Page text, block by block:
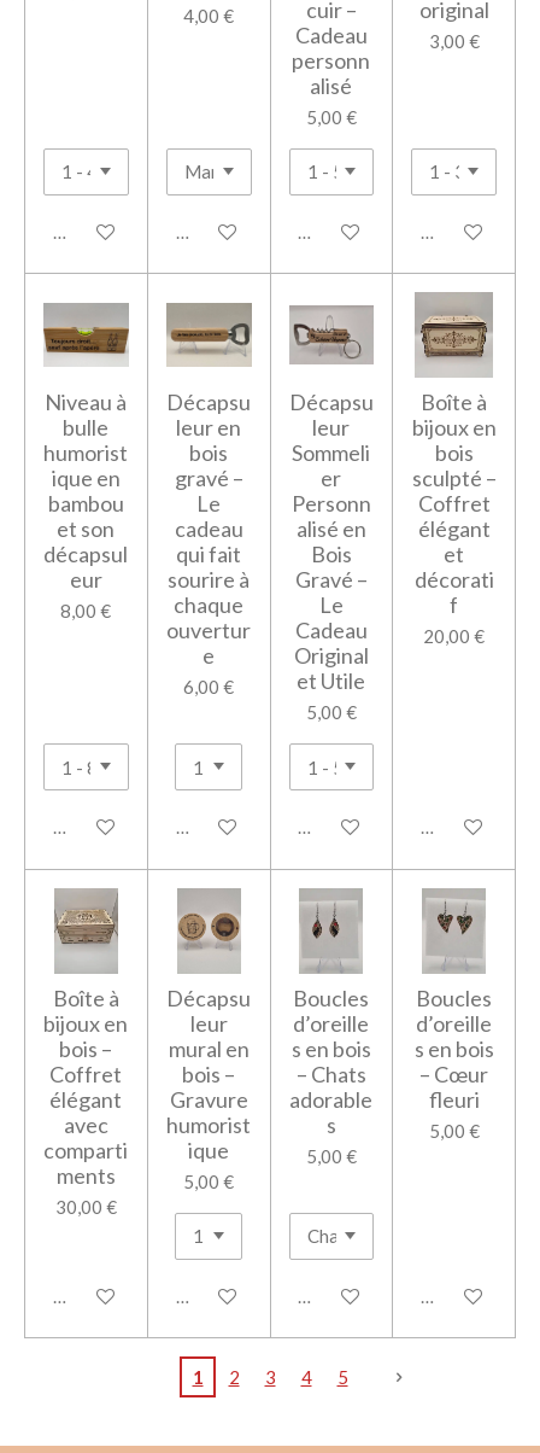
Voir les détails
4,00 €
Voir les détails
cuir –
Cadeau
personn
alisé
5,00 €
Voir les détails
original
3,00 €
Voir les détails
Niveau à
bulle
humorist
ique en
bambou
et son
décapsul
eur
8,00 €
Voir les détails
Décapsu
leur en
bois
gravé –
Le
cadeau
qui fait
sourire à
chaque
ouvertur
e
6,00 €
Ajouter au panier
Décapsu
leur
Sommeli
er
Personn
alisé en
Bois
Gravé –
Le
Cadeau
Original
et Utile
5,00 €
Voir les détails
Boîte à
bijoux en
bois
sculpté –
Coffret
élégant
et
décorati
f
20,00 €
Ajouter au
Boîte à
bijoux en
bois –
Coffret
élégant
avec
comparti
ments
30,00 €
Ajouter au panier
Décapsu
leur
mural en
bois –
Gravure
humorist
ique
5,00 €
Ajouter au panier
Boucles
d’oreille
s en bois
– Chats
adorable
s
5,00 €
Ajouter au panier
Boucles
d’oreille
s en bois
– Cœur
fleuri
5,00 €
Ajouter au
1 2 3 4 5